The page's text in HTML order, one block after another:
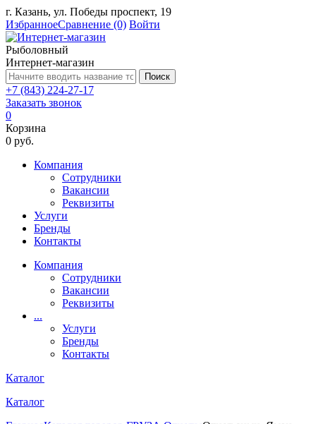
г. Казань, ул. Победы проспект, 19
ИзбранноеСравнение (0) Войти
Рыболовный
Интернет-магазин
Поиск
+7 (843) 224-27-17
Заказать звонок
0
Корзина
0 руб.
Компания
Сотрудники
Вакансии
Реквизиты
Услуги
Бренды
Контакты
Компания
Сотрудники
Вакансии
Реквизиты
...
Услуги
Бренды
Контакты
Каталог
Каталог